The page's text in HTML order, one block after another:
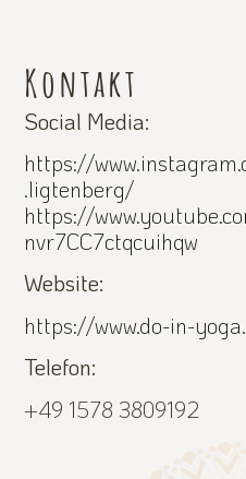
Kontakt
Social Media:
https://
.ligtenberg/
https://
nvr7CC7ctqcuihqw
Website:
https://www.do-in-
Telefon:
+49 1578 3809192